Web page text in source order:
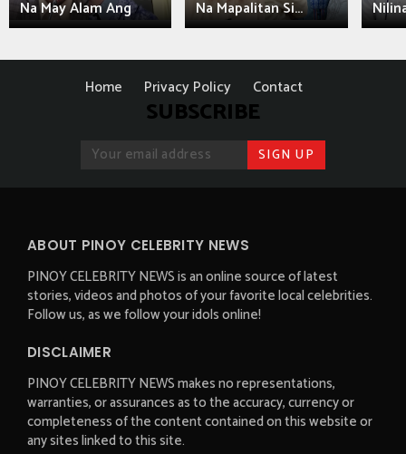
Na May Alam Ang Na Mapalitan Si...
Home Privacy Policy Contact
SUBSCRIBE
ABOUT PINOY CELEBRITY NEWS
PINOY CELEBRITY NEWS is an online source of latest
stories, videos and photos of your favorite local celebrities.
Follow us, as we follow your idols online!
DISCLAIMER
PINOY CELEBRITY NEWS makes no representations,
warranties, or assurances as to the accuracy, currency or
completeness of the content contained on this website or
any sites linked to this site.